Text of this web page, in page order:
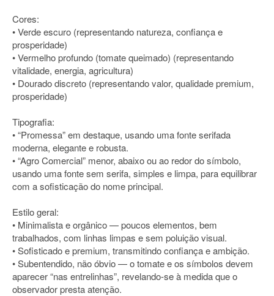
Cores:
• Verde escuro (representando natureza, confiança e
prosperidade)
• Vermelho profundo (tomate queimado) (representando
vitalidade, energia, agricultura)
• Dourado discreto (representando valor, qualidade premium,
prosperidade)
Tipografia:
• “Promessa” em destaque, usando uma fonte serifada
moderna, elegante e robusta.
• “Agro Comercial” menor, abaixo ou ao redor do símbolo,
usando uma fonte sem serifa, simples e limpa, para equilibrar
com a sofisticação do nome principal.
Estilo geral:
• Minimalista e orgânico — poucos elementos, bem
trabalhados, com linhas limpas e sem poluição visual.
• Sofisticado e premium, transmitindo confiança e ambição.
• Subentendido, não óbvio — o tomate e os símbolos devem
aparecer “nas entrelinhas”, revelando-se à medida que o
observador presta atenção.